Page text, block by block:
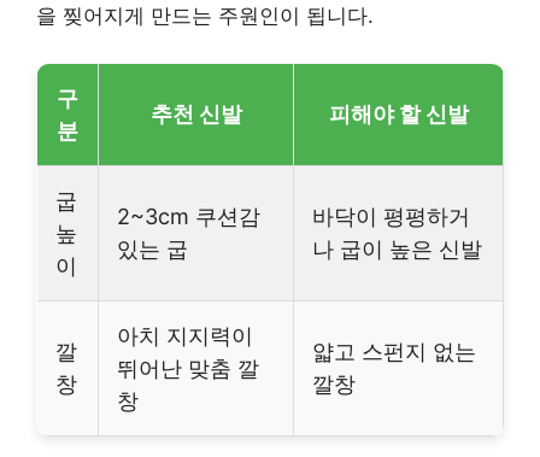
을 찢어지게 만드는 주원인이 됩니다.
구
분
추천 신발 피해야 할 신발
굽
높
이
2~3cm 쿠션감
있는 굽
바닥이 평평하거
나 굽이 높은 신발
깔
창
아치 지지력이
뛰어난 맞춤 깔
창
얇고 스펀지 없는
깔창